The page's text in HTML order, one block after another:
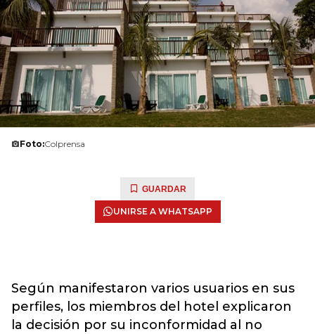
Foto:Colprensa
GUARDAR
UNIRSE A WHATSAPP
Según manifestaron varios usuarios en sus
perfiles, los miembros del hotel explicaron
la decisión por su inconformidad al no